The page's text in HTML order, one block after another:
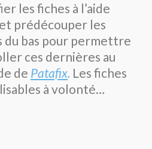
les fiches à l’aide
et prédécouper les
du bas pour permettre
ces dernières au
de Patafix. Les fiches
à volonté…